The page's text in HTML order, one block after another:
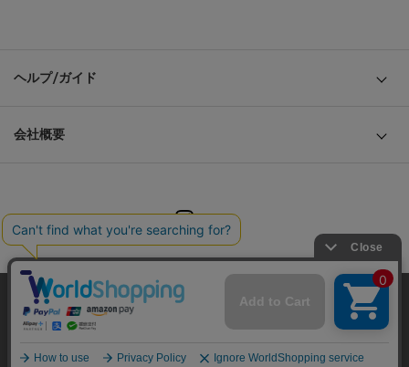
ヘルプ/ガイド
会社概要
© TOKYO BASE CO., LTD
当サイトはクッキー(cookie)を使用します。クッキーはサイト内
の一部の機能および、サイトの使用状況の分析からマーケティ
ング活動に利用することを目的としています。
プライバシーポリシーはこちら